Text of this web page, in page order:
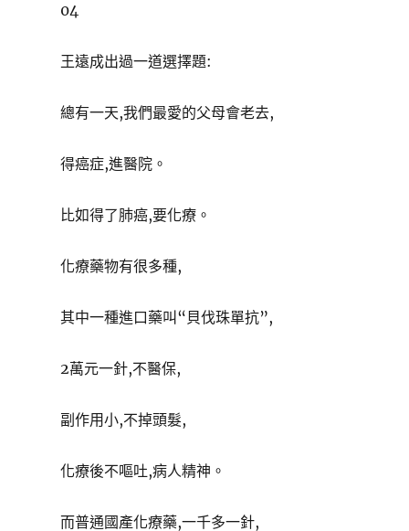
04
王遠成出過一道選擇題:
總有一天,我們最愛的父母會老去,
得癌症,進醫院。
比如得了肺癌,要化療。
化療藥物有很多種,
其中一種進口藥叫“貝伐珠單抗”,
2萬元一針,不醫保,
副作用小,不掉頭髮,
化療後不嘔吐,病人精神。
而普通國產化療藥,一千多一針,